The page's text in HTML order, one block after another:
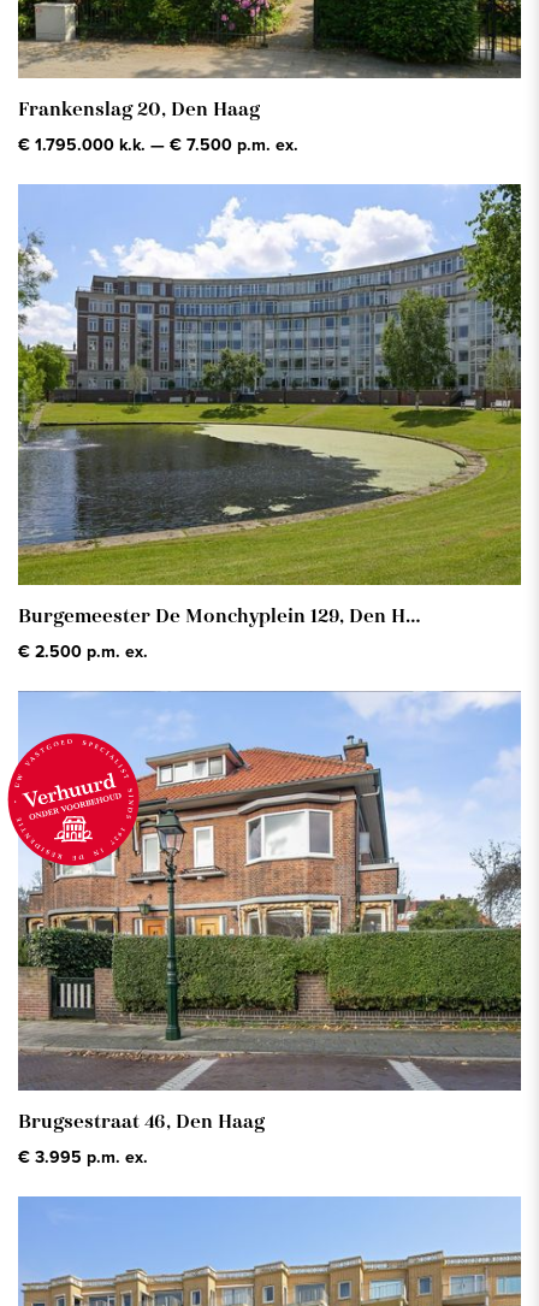
Frankenslag 20, Den Haag
€ 1.795.000 k.k. — € 7.500 p.m. ex.
Burgemeester De Monchyplein 129, Den Haag
€ 2.500 p.m. ex.
Brugsestraat 46, Den Haag
€ 3.995 p.m. ex.